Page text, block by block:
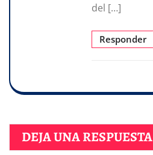
del […]
Responder
DEJA UNA RESPUESTA